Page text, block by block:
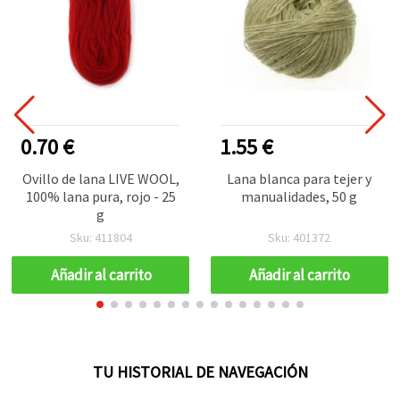
0.70 €
Ovillo de lana LIVE WOOL,
100% lana pura, rojo - 25
g
Sku: 411804
Añadir al carrito
1.55 €
Lana blanca para tejer y
manualidades, 50 g
Sku: 401372
Añadir al carrito
TU HISTORIAL DE NAVEGACIÓN